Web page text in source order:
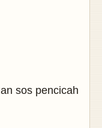
sos pencicah